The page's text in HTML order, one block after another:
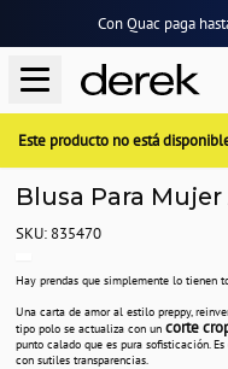
Con Quac paga
Este producto no está
Blusa Para
SKU: 835470
Hay prendas que simplemente lo tienen
Una carta de amor al estilo preppy,
tipo polo se actualiza con un corte
punto calado que es pura sofisticación.
con sutiles transparencias.